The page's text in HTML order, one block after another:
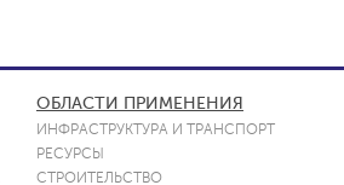
ОБЛАСТИ ПРИМЕНЕНИЯ
ИНФРАСТРУКТУРА И ТРАНСПОРТ
РЕСУРСЫ
СТРОИТЕЛЬСТВО